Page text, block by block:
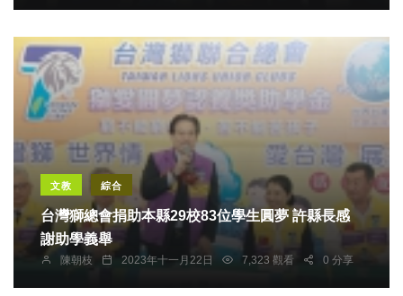
文教 綜合
台灣獅總會捐助本縣29校83位學生圓夢 許縣長感
謝助學義舉
陳朝枝 2023年十一月22日 7,323 觀看 0 分享